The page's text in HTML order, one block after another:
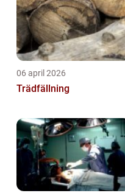
06 april 2026
Trädfällning